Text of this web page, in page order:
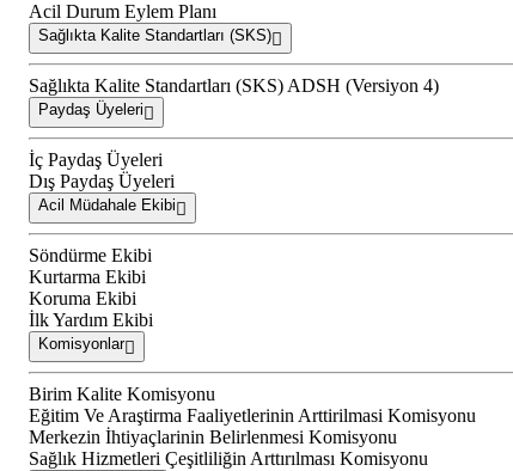
Acil Durum Eylem Planı
Sağlıkta Kalite Standartları (SKS)
Sağlıkta Kalite Standartları (SKS) ADSH (Versiyon 4)
Paydaş Üyeleri
İç Paydaş Üyeleri
Dış Paydaş Üyeleri
Acil Müdahale Ekibi
Söndürme Ekibi
Kurtarma Ekibi
Koruma Ekibi
İlk Yardım Ekibi
Komisyonlar
Birim Kalite Komisyonu
Eğitim Ve Araştirma Faaliyetlerinin Arttirilmasi Komisyonu
Merkezin İhtiyaçlarinin Belirlenmesi Komisyonu
Sağlık Hizmetleri Çeşitliliğin Arttırılması Komisyonu